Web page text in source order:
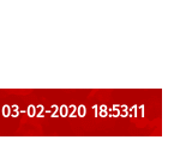
03-02-2020 18:53:11